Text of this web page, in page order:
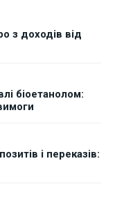
з доходів від
біоетанолом:
і переказів: